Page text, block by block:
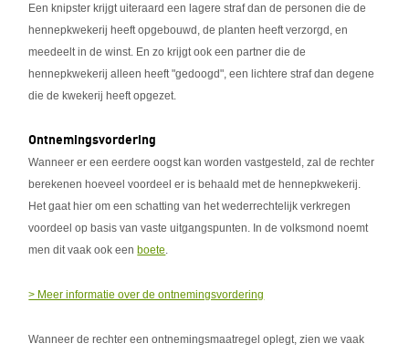
Een knipster krijgt uiteraard een lagere straf dan de personen die de
hennepkwekerij heeft opgebouwd, de planten heeft verzorgd, en
meedeelt in de winst. En zo krijgt ook een partner die de
hennepkwekerij alleen heeft "gedoogd", een lichtere straf dan degene
die de kwekerij heeft opgezet.
Ontnemingsvordering
Wanneer er een eerdere oogst kan worden vastgesteld, zal de rechter
berekenen hoeveel voordeel er is behaald met de hennepkwekerij.
Het gaat hier om een schatting van het wederrechtelijk verkregen
voordeel op basis van vaste uitgangspunten. In de volksmond noemt
men dit vaak ook een boete.
> Meer informatie over de ontnemingsvordering
Wanneer de rechter een ontnemingsmaatregel oplegt, zien we vaak